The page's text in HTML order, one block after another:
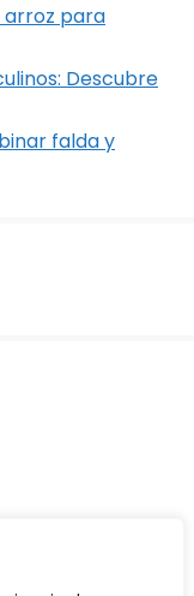
arroz para
Descubre
falda y